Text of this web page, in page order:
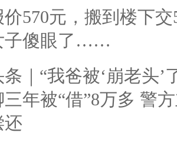
570元，搬到楼下
子傻眼了……
｜“我爸被‘崩老头’
年被“借”8万多 警
还